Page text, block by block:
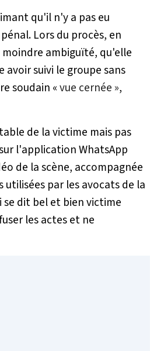
qu'il n'y a pas eu
Lors du procès, en
ambiguïté, qu'elle
suivi le groupe sans
soudain «vue cernée »,
de la victime mais pas
l'application WhatsApp
de la scène, accompagnée
utilisées par les avocats de la
dit bel et bien victime
les actes et ne